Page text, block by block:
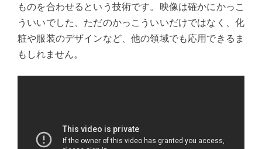
ものを合わせるという技術です。映像は確かにかっこ
ういいでした、ただのかっこういいだけではなく、化
粧や服装のデザインなど、他の領域でも応用できるま
もしれません。